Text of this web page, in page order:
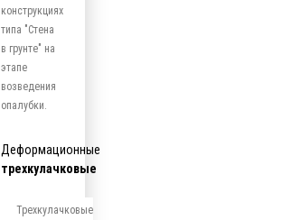
конструкциях
типа "Стена
в грунте" на
этапе
возведения
опалубки.
Деформационные
трехкулачковые
Трехкулачковые